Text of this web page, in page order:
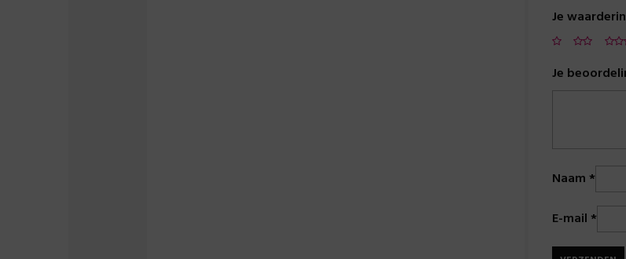
Je
Je
Naam*
E-mail*